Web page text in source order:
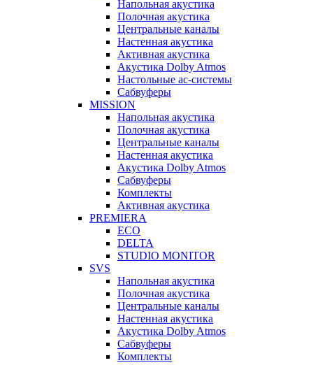
Напольная акустика
Полочная акустика
Центральные каналы
Настенная акустика
Активная акустика
Акустика Dolby Atmos
Настольные ас-системы
Сабвуферы
MISSION
Напольная акустика
Полочная акустика
Центральные каналы
Настенная акустика
Акустика Dolby Atmos
Сабвуферы
Комплекты
Активная акустика
PREMIERA
ECO
DELTA
STUDIO MONITOR
SVS
Напольная акустика
Полочная акустика
Центральные каналы
Настенная акустика
Акустика Dolby Atmos
Сабвуферы
Комплекты